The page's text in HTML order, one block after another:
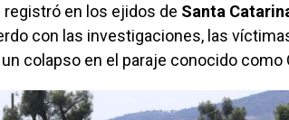
registró en los ejidos de Santa
con las investigaciones, las
colapso en el paraje conocido como